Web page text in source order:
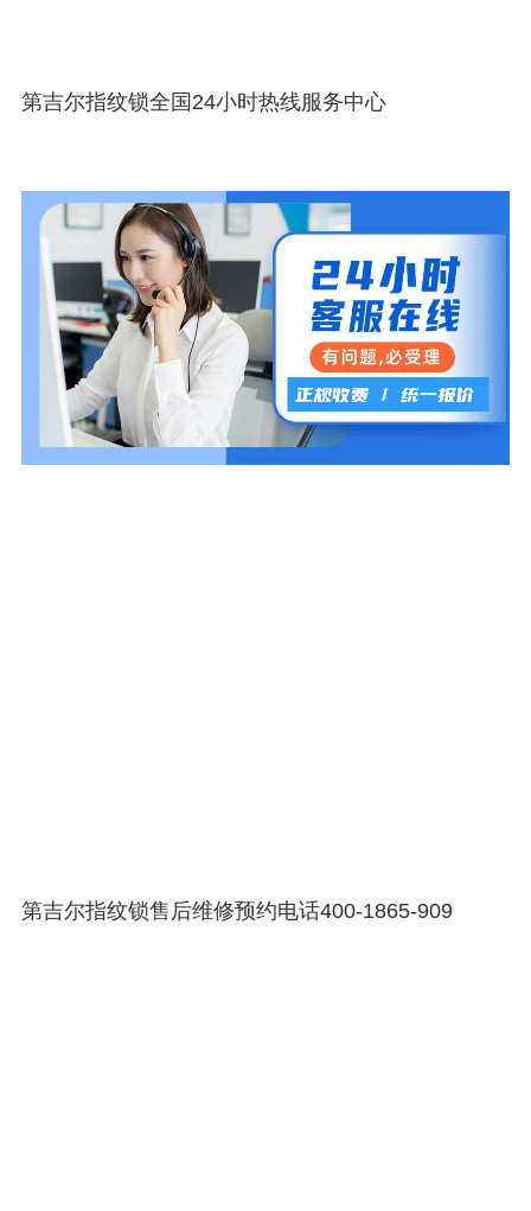
第吉尔指纹锁全国24小时热线服务中心
第吉尔指纹锁售后维修预约电话400-1865-909